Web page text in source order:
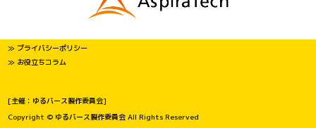
≫ プライバシーポリシー
≫ お役立ちコラム
[主催：ゆるバース製作委員会]
Copyright © ゆるバース製作委員会 All Rights Reserved